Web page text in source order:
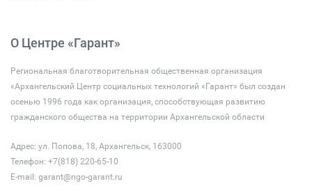
О Центре «Гарант»
Региональная благотворительная общественная организация
«Архангельский Центр социальных технологий «Гарант» был создан
осенью 1996 года как организация, способствующая развитию
гражданского общества на территории Архангельской области
Адрес: ул. Попова, 18, Архангельск, 163000
Телефон: +7(818) 220-65-10
E-mail: garant@ngo-garant.ru